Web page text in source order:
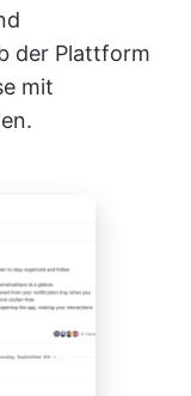
der Plattform
mit